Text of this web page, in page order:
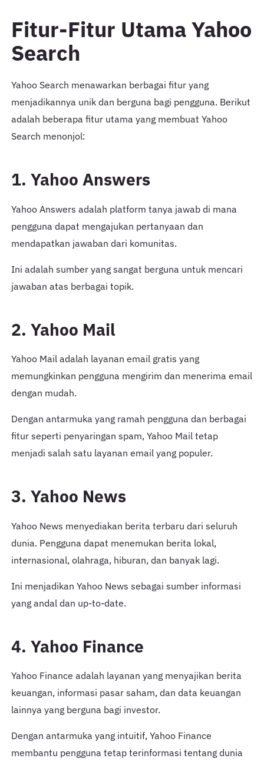
Fitur-Fitur Utama Yahoo
Search
Yahoo Search menawarkan berbagai fitur yang
menjadikannya unik dan berguna bagi pengguna. Berikut
adalah beberapa fitur utama yang membuat Yahoo
Search menonjol:
1. Yahoo Answers
Yahoo Answers adalah platform tanya jawab di mana
pengguna dapat mengajukan pertanyaan dan
mendapatkan jawaban dari komunitas.
Ini adalah sumber yang sangat berguna untuk mencari
jawaban atas berbagai topik.
2. Yahoo Mail
Yahoo Mail adalah layanan email gratis yang
memungkinkan pengguna mengirim dan menerima email
dengan mudah.
Dengan antarmuka yang ramah pengguna dan berbagai
fitur seperti penyaringan spam, Yahoo Mail tetap
menjadi salah satu layanan email yang populer.
3. Yahoo News
Yahoo News menyediakan berita terbaru dari seluruh
dunia. Pengguna dapat menemukan berita lokal,
internasional, olahraga, hiburan, dan banyak lagi.
Ini menjadikan Yahoo News sebagai sumber informasi
yang andal dan up-to-date.
4. Yahoo Finance
Yahoo Finance adalah layanan yang menyajikan berita
keuangan, informasi pasar saham, dan data keuangan
lainnya yang berguna bagi investor.
Dengan antarmuka yang intuitif, Yahoo Finance
membantu pengguna tetap terinformasi tentang dunia